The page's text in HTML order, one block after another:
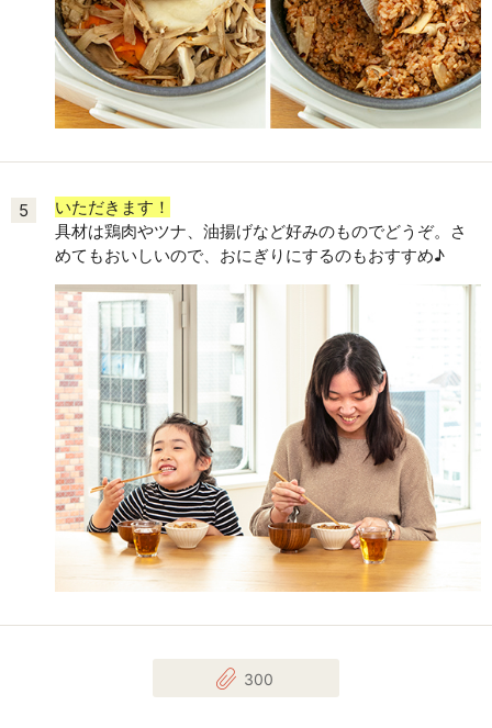
5
いただきます！
具材は鶏肉やツナ、油揚げなど好みのものでどうぞ。さ
めてもおいしいので、おにぎりにするのもおすすめ♪
300